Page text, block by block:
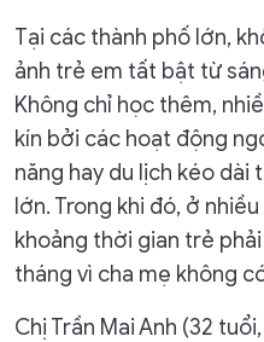
Tại các thành phố lớn,
ảnh trẻ em tất bật từ
Không chỉ học thêm,
kín bởi các hoạt động
năng hay du lịch kéo dài
lớn. Trong khi đó, ở
khoảng thời gian trẻ
tháng vì cha mẹ không
Chị Trần Mai Anh (32